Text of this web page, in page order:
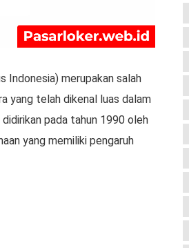
Indonesia) merupakan salah
yang telah dikenal luas dalam
pada tahun 1990 oleh
yang memiliki pengaruh